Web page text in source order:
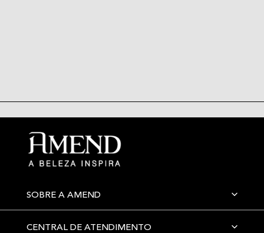
SOBRE A AMEND
CENTRAL DE ATENDIMENTO